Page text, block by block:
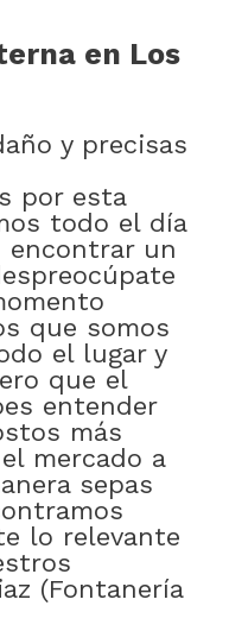
en Los
y precisas
por esta
todo el día
encontrar un
que somos
el lugar y
que el
entender
más
mercado a
sepas
lo relevante
(Fontanería